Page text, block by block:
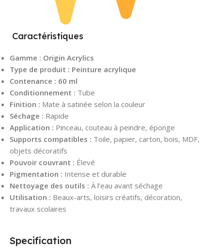
Caractéristiques
Gamme : Origin Acrylics
Type de produit : Peinture acrylique
Contenance : 60 ml
Conditionnement : Tube
Finition : Mate à satinée selon la couleur
Séchage : Rapide
Application : Pinceau, couteau à peindre, éponge
Supports compatibles : Toile, papier, carton, bois, MDF,
objets décoratifs
Pouvoir couvrant : Élevé
Pigmentation : Intense et durable
Nettoyage des outils : À l’eau avant séchage
Utilisation : Beaux-arts, loisirs créatifs, décoration,
travaux scolaires
Specification